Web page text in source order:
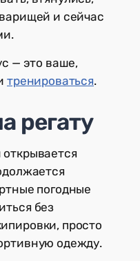
и сейчас
— это ваше,
тренироваться.
регату
погодные
без
просто
одежду.